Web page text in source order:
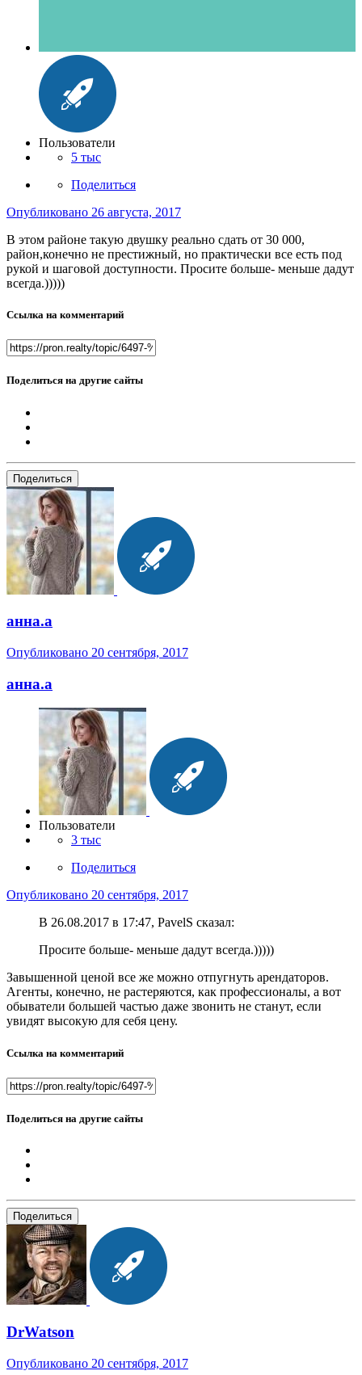
Пользователи
5 тыс
Поделиться
Опубликовано 26 августа, 2017
В этом районе такую двушку реально сдать от 30 000,
район,конечно не престижный, но практически все есть под
рукой и шаговой доступности. Просите больше- меньше дадут
всегда.)))))
Ссылка на комментарий
Поделиться на другие сайты
Поделиться
анна.a
Опубликовано 20 сентября, 2017
анна.a
Пользователи
3 тыс
Поделиться
Опубликовано 20 сентября, 2017
В 26.08.2017 в 17:47, PavelS сказал:
Просите больше- меньше дадут всегда.)))))
Завышенной ценой все же можно отпугнуть арендаторов.
Агенты, конечно, не растеряются, как профессионалы, а вот
обыватели большей частью даже звонить не станут, если
увидят высокую для себя цену.
Ссылка на комментарий
Поделиться на другие сайты
Поделиться
DrWatson
Опубликовано 20 сентября, 2017